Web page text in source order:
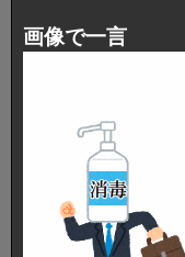
画像で一言